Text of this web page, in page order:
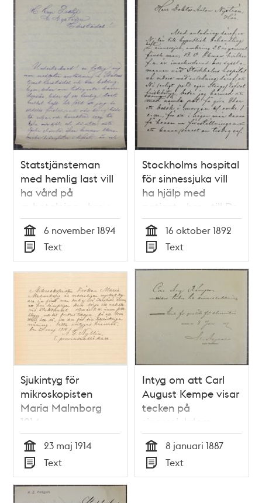
Statstjänsteman
med hemlig last vill
ha vård på
avbetalning - brev
till Dr Nyström
Tid
6 november 1894
Typ
Text
Stockholms hospital
för sinnessjuka vill
ha hjälp med
patient - brev till Dr
Nyström 1892
Tid
16 oktober 1892
Typ
Text
Sjukintyg för
mikroskopisten
Maria Malmborg
1914
Tid
23 maj 1914
Typ
Text
Intyg om att Carl
August Kempe visar
tecken på
sinnessjukdom
Tid
8 januari 1887
Typ
Text